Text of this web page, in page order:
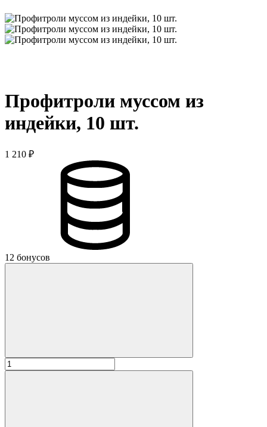
Профитроли муссом из
индейки, 10 шт.
1 210 ₽
12 бонусов